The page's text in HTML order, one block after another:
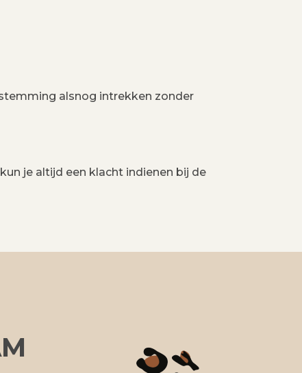
alsnog intrekken zonder
je altijd een klacht indienen bij de